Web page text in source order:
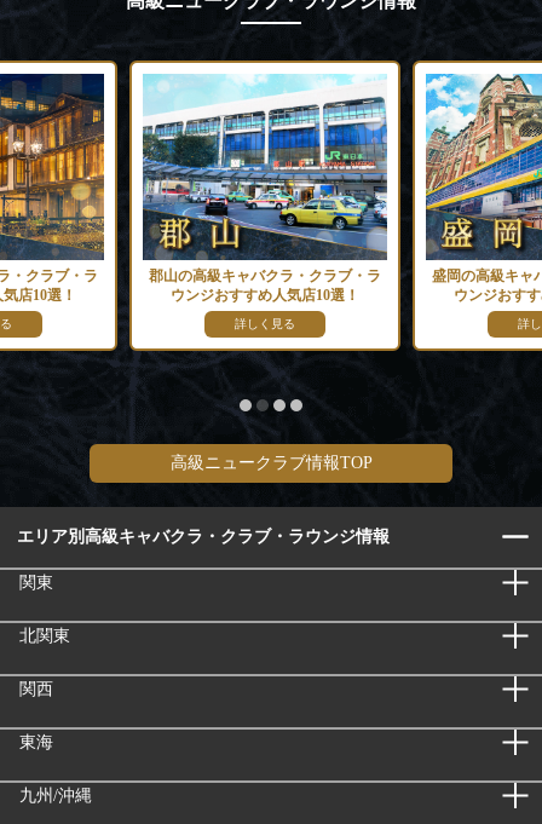
・クラブ・ラ
店10選！
郡山の高級キャバクラ・クラブ・ラ
ウンジおすすめ人気店10選！
詳しく見る
盛岡の高級キャ
ウンジおす
詳
高級ニュークラブ情報TOP
エリア別高級キャバクラ・クラブ・ラウンジ情報
関東
北関東
関西
東海
九州/沖縄